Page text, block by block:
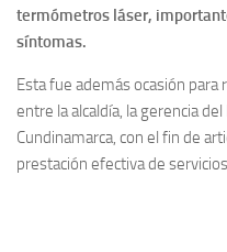
termómetros láser,
síntomas.
Esta fue además ocasión
entre la alcaldía, la gerencia
Cundinamarca, con el fin de
prestación efectiva de